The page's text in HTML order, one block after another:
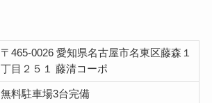
〒465-0026 愛知県名古屋市名東区藤森１
丁目２５１ 藤清コーポ
無料駐車場3台完備